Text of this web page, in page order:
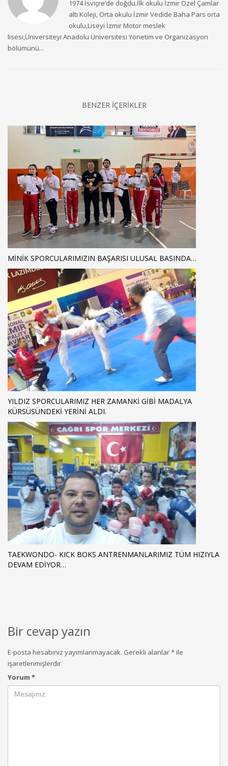
1974 İsviçre’de doğdu.İlk okulu İzmir Özel Çamlar
altı Koleji, Orta okulu İzmir Vedide Baha Pars orta
okulu,Liseyi İzmir Motor meslek
lisesi,Üniversiteyi Anadolu Üniversitesi Yönetim ve Organizasyon
bölümünü...
BENZER İÇERİKLER
MİNİK SPORCULARIMIZIN BAŞARISI ULUSAL BASINDA…
YILDIZ SPORCULARIMIZ HER ZAMANKİ GİBİ MADALYA
KÜRSÜSÜNDEKİ YERİNİ ALDI.
TAEKWONDO- KICK BOKS ANTRENMANLARIMIZ TÜM HIZIYLA
DEVAM EDİYOR…
Bir cevap yazın
E-posta hesabınız yayımlanmayacak. Gerekli alanlar*ile
işaretlenmişlerdir
Yorum *